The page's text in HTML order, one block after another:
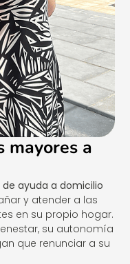
mayores a
de ayuda a domicilio
y atender a las
en su propio hogar.
su autonomía
que renunciar a su